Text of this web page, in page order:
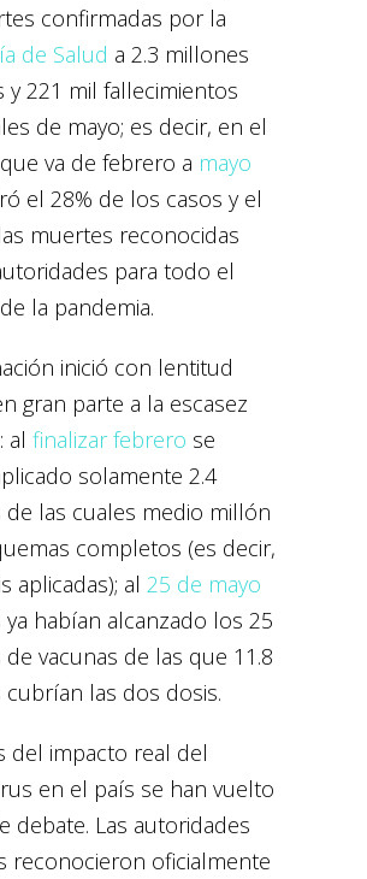
confirmadas por la
de Salud a 2.3 millones
y 221 mil fallecimientos
de mayo; es decir, en el
va de febrero a mayo
el 28% de los casos y el
muertes reconocidas
para todo el
la pandemia.
inició con lentitud
gran parte a la escasez
al finalizar febrero se
solamente 2.4
de las cuales medio millón
completos (es decir,
aplicadas); al 25 de mayo
ya habían alcanzado los 25
vacunas de las que 11.8
cubrían las dos dosis.
del impacto real del
en el país se han vuelto
debate. Las autoridades
reconocieron oficialmente